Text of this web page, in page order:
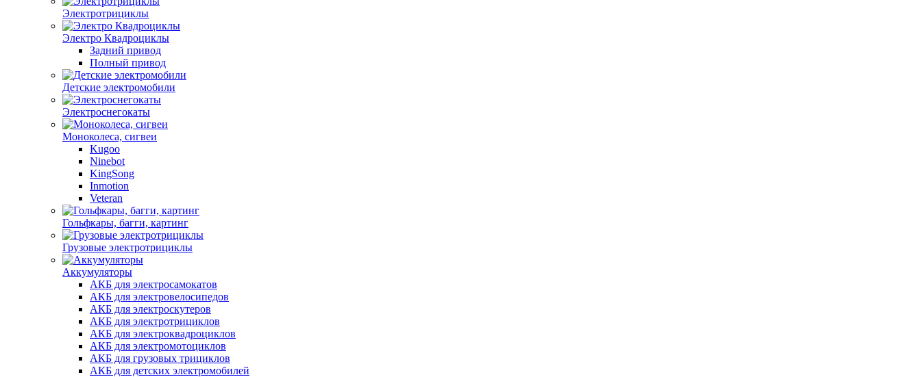
Электротрициклы
Электро Квадроциклы
Задний привод
Полный привод
Детские электромобили
Электроснегокаты
Моноколеса, сигвеи
Kugoo
Ninebot
KingSong
Inmotion
Veteran
Гольфкары, багги, картинг
Грузовые электротрициклы
Аккумуляторы
АКБ для электросамокатов
АКБ для электровелосипедов
АКБ для электроскутеров
АКБ для электротрициклов
АКБ для электроквадроциклов
АКБ для электромотоциклов
АКБ для грузовых трициклов
АКБ для детских электромобилей